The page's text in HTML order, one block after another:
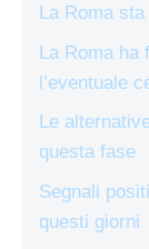
La Roma
La Roma ha
l’eventuale
Le
questa fase
Segnali
questi giorni